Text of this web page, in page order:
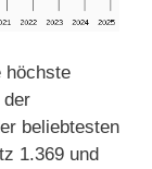
höchste
der
beliebtesten
1.369 und